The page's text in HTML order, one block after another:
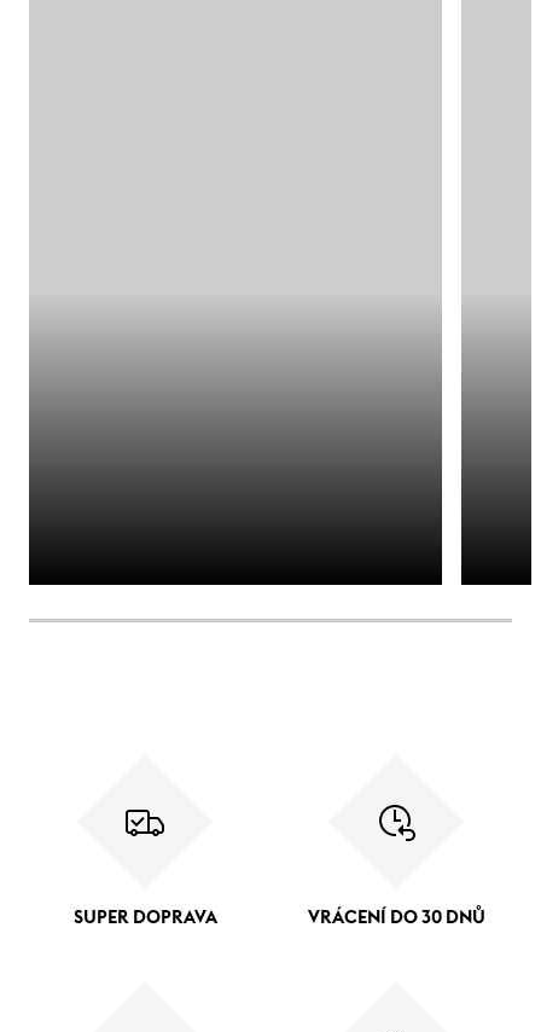
SUPER DOPRAVA VRÁCENÍ DO 30 DNŮ